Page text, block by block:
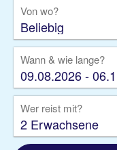
Von wo?
Beliebig
Wann & wie lange?
09.08.2026 -
Wer reist mit?
2 Erwachsene